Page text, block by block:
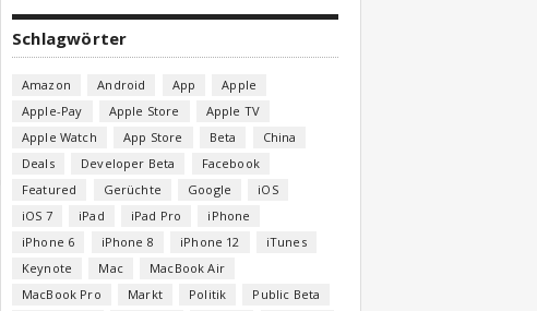
Schlagwörter
Amazon Android App
Apple
Apple-Pay
Apple Store
Apple TV
Apple Watch
App Store Beta
China
Deals
Developer Beta
Facebook
Featured
Gerüchte Google
iOS
iOS 7
iPad iPad Pro
iPhone
iPhone 6
iPhone 8 iPhone 12
iTunes
Keynote
Mac
MacBook Air
MacBook Pro
Markt Politik
Public Beta